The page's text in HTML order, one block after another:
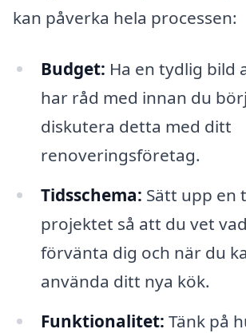
kan påverka hela processen:
Budget: Ha en tydlig bild
har råd med innan du
diskutera detta med ditt
renoveringsföretag.
Tidsschema: Sätt upp en
projektet så att du vet
förvänta dig och när du
använda ditt nya kök.
Funktionalitet: Tänk på